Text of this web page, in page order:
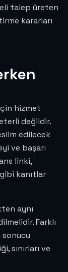
talep üreten
kararları
hizmet
değildir.
edilecek
ve başarı
linki,
kanıtlar
aynı
Farklı
sonucu
sınırları ve